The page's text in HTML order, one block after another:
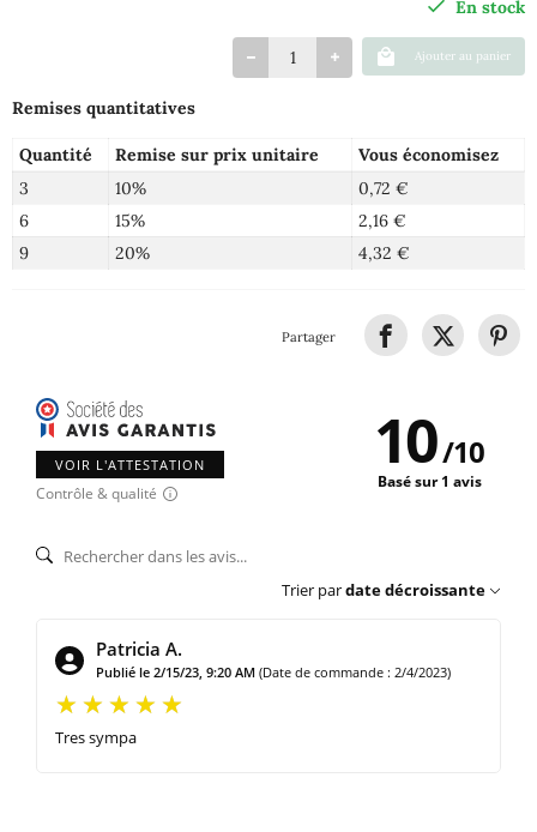
En stock
Ajouter au panier
Remises quantitatives
Quantité Remise sur prix unitaire
Vous économisez
3
10%
0,72 €
6
15%
2,16 €
9
20% 4,32 €
Partager
VOIR L'ATTESTATION
Contrôle & qualité
10/10
Basé sur 1 avis
Trier pardate décroissante
Patricia A.
Publié le 2/15/23, 9:20 AM (Date de commande : 2/4/2023)
Tres sympa